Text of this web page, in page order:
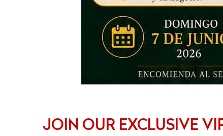
JOIN OUR EXCLUSIVE